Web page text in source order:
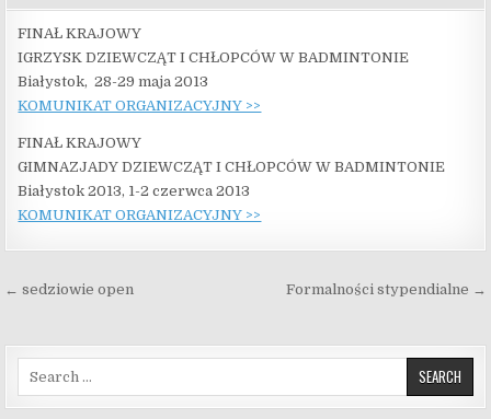
FINAŁ KRAJOWY
IGRZYSK DZIEWCZĄT I CHŁOPCÓW W BADMINTONIE
Białystok, 28-29 maja 2013
KOMUNIKAT ORGANIZACYJNY >>
FINAŁ KRAJOWY
GIMNAZJADY DZIEWCZĄT I CHŁOPCÓW W BADMINTONIE
Białystok 2013, 1-2 czerwca 2013
KOMUNIKAT ORGANIZACYJNY >>
Nawigacja wpisu Formalności stypendialne →
← sedziowie open
Search for: